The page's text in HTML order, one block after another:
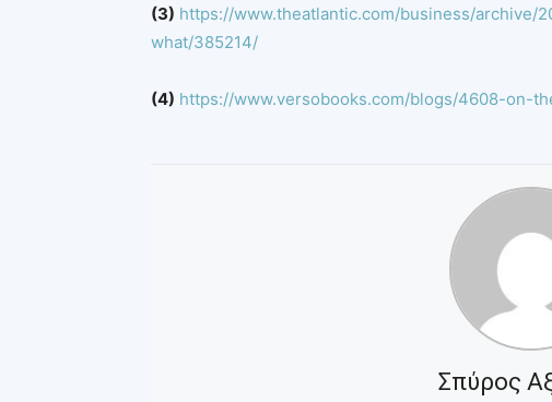
(3) https://www.theatlantic.com/business/archive/
what/385214/
(4) https://www.versobooks.com/blogs/4608-on-
Σπύρος